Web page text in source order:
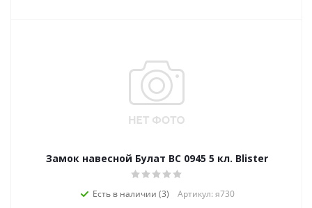
Замок навесной Булат ВС 0945 5 кл. Blister
Есть в наличии (3) Артикул: я730